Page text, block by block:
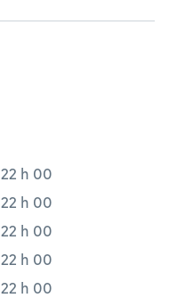
22 h 00
22 h 00
22 h 00
22 h 00
22 h 00